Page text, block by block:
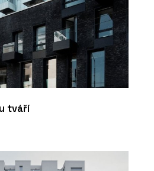
tváří